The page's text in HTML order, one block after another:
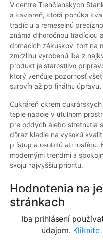
V centre Trenčianskych
a kaviareň, ktorá ponúka
tradíciu a remeselnú
známa dlhoročnou tradíciou
domácich zákuskov, tort na
zmrzlinu vyrobenú iba z
produkt je starostlivo
ktorý venčuje pozornosť
surovín až po finálnu úpravu.
Cukráreň okrem
teplé nápoje v útulnom
pre oddych alebo stretnutia
dôraz kladie na vysokú
prístup a osobitú atmosféru.
modernými trendmi a
svoju najvyššiu prioritu.
Hodnotenia na
stránkach
Iba prihlásení
údajom. Kliknite